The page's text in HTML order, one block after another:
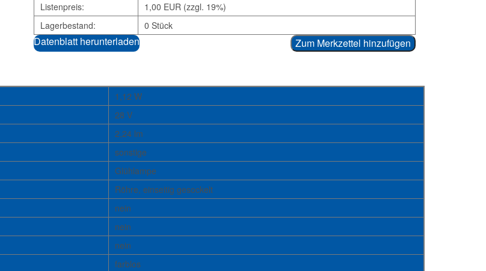
Listenpreis:
1,00 EUR (zzgl. 19%)
Lagerbestand:
0 Stück
Datenblatt herunterladen Zum Merkzettel hinzufügen
1,12 W
28 V
2,24 lm
sonstige
Glühlampe
Röhre, einseitig gesockelt
nein
nein
nein
farblos